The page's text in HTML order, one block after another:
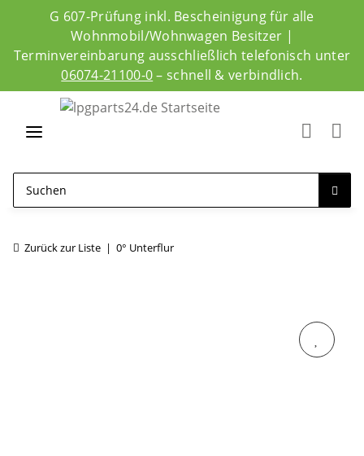
G 607-Prüfung inkl. Bescheinigung für alle
Wohnmobil/Wohnwagen Besitzer |
Terminvereinbarung ausschließlich telefonisch unter
06074-21100-0– schnell & verbindlich.
Zurück zur Liste 0° Unterflur